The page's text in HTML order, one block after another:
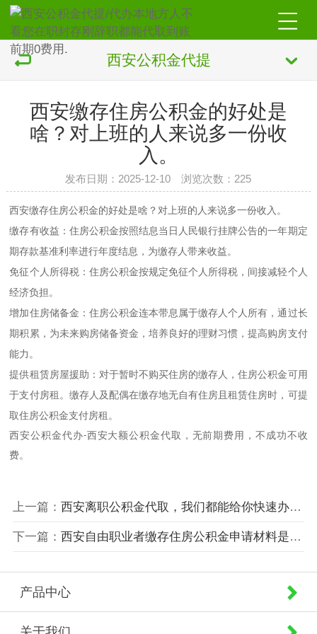
西安公积金代提
西安缴存住房公积金的好处是
啥？对上班的人来说多一份收
入。
发布日期：2025-12-10 浏览次数：225
西安缴存住房公积金的好处是啥？对上班的人来说多一份收入。
缴存有收益：住房公积金按照结息当日人民银行挂牌公告的一年期定
期存款基准利率进行年度结息，为缴存人带来收益。
免征个人所得税：住房公积金按规定免征个人所得税，间接减轻个人
经济负担。
增加住房储备金：住房公积金连本带息属于缴存人个人所有，通过长
期积累，为未来购房储备资金，培养良好的理财习惯，提高购房支付
能力。
提供租赁房屋援助：对于暂时不购买住房的缴存人，住房公积金可用
于支付房租。缴存人及配偶在缴存地无自有住房且租赁住房时，可提
取住房公积金支付房租。
西安公积金代办-西安大额公积金代取，无前期费用，不成功不收
费。
上一篇： 西安离职公积金代取，我们都能给你快速办的。
下一篇： 西安自由职业者缴存住房公积金申请材料是啥？缴存住房公积金的标准呢？
产品中心